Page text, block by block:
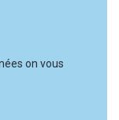
on vous